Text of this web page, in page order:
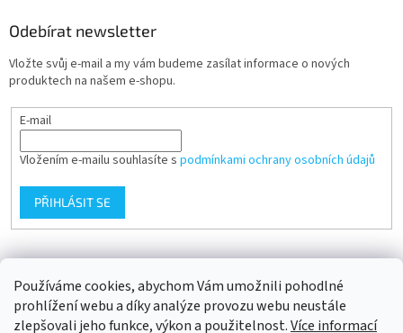
Používáme cookies, abychom Vám umožnili pohodlné
prohlížení webu a díky analýze provozu webu neustále
zlepšovali jeho funkce, výkon a použitelnost.Více informací
Odebírat newsletter
Vložte svůj e-mail a my vám budeme zasílat informace o nových
produktech na našem e-shopu.
E-mail
Vložením e-mailu souhlasíte s podmínkami ochrany osobních údajů
PŘIHLÁSIT SE